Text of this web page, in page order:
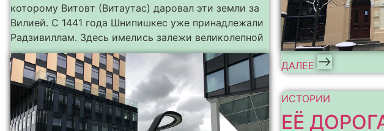
ДАЛЕЕ
которому Витовт (Витаутас) даровал эти земли за
Вилией. С 1441 года Шнипишкес уже принадлежали
Радзивиллам. Здесь имелись залежи великолепной
ИСТОРИИ
ЕЁ